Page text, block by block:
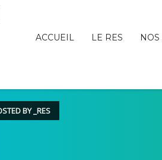
ACCUEIL LE RES NOS
BY _RES